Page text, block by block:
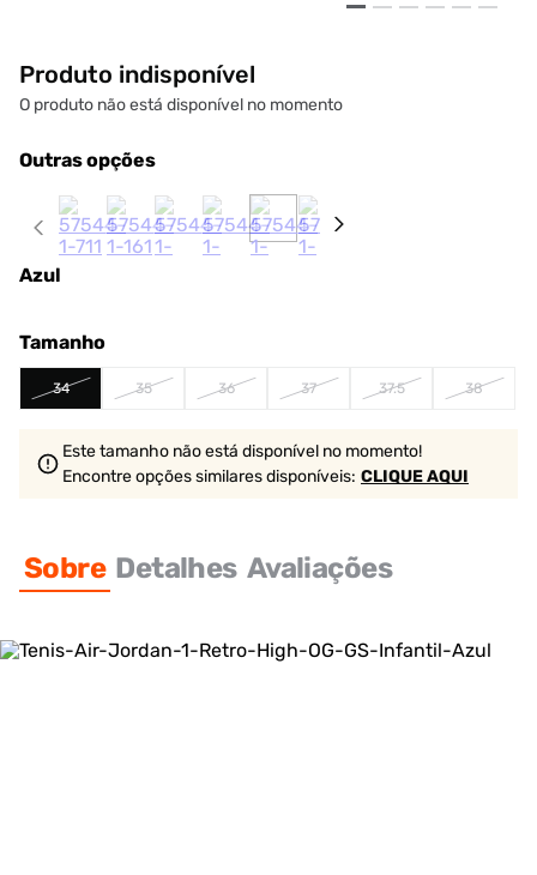
Produto indisponível
O produto não está disponível no momento
Outras opções
Azul
Tamanho
34 35 36 37 37.5 38
Este tamanho não está disponível no momento!
Encontre opções similaresdisponíveis: CLIQUE AQUI
Sobre Detalhes Avaliações